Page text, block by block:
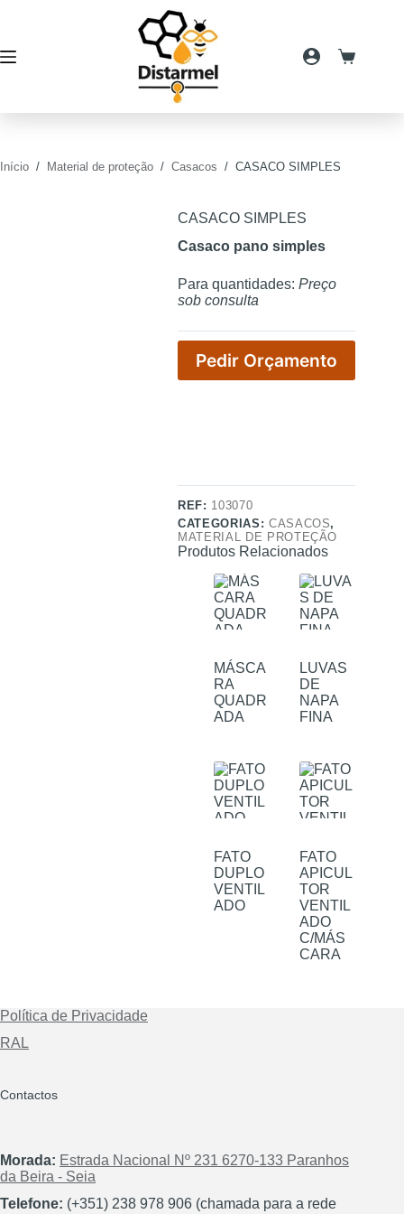
conteúdo
Carrinho
Início / Material de proteção / Casacos / CASACO SIMPLES
CASACO SIMPLES
Casaco pano simples
Para quantidades:Preço
sob consulta
Pedir Orçamento
REF: 103070
CATEGORIAS: CASACOS,
MATERIAL DE PROTEÇÃO
Produtos Relacionados
MÁSCA
RA
QUADR
ADA
LUVAS
DE
NAPA
FINA
FATO
DUPLO
VENTIL
ADO
FATO
APICUL
TOR
VENTIL
ADO
C/MÁS
CARA
Política de Privacidade
RAL
Contactos
Morada: Estrada Nacional Nº 231 6270-133 Paranhos
da Beira - Seia
Telefone: (+351) 238 978 906 (chamada para a rede